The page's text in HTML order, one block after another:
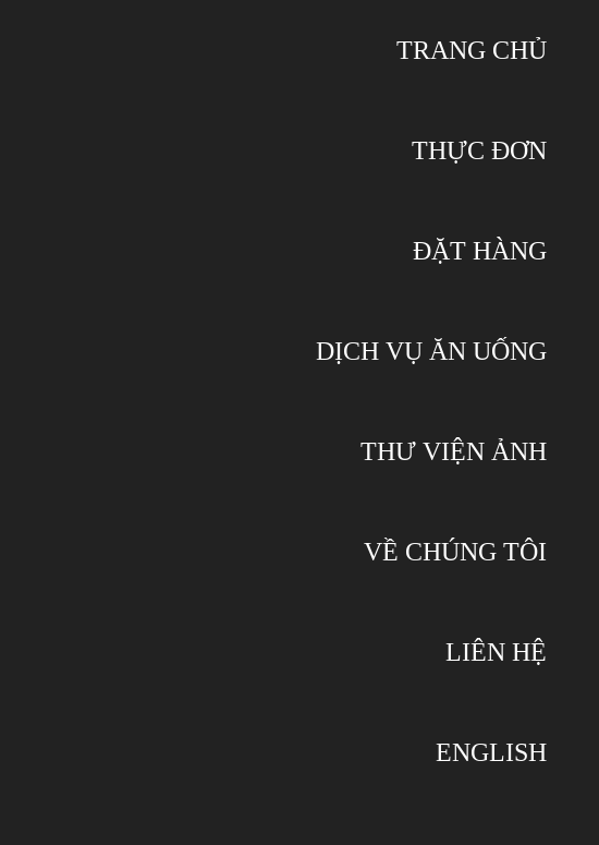
TRANG CHỦ
THỰC ĐƠN
ĐẶT HÀNG
DỊCH VỤ ĂN UỐNG
THƯ VIỆN ẢNH
VỀ CHÚNG TÔI
LIÊN HỆ
ENGLISH